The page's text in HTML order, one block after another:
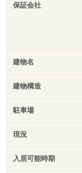
保証会社
建物名
建物構造
駐車場
現況
入居可能時期